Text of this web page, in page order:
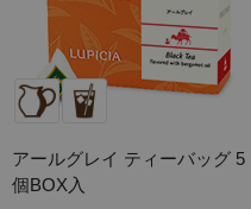
アールグレイ ティーバッグ 5
個BOX入